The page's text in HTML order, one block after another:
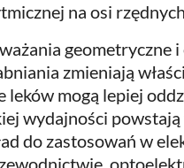
na osi
geometryczne
zmieniają
leków mogą lepiej
wydajności
do zastosowań w